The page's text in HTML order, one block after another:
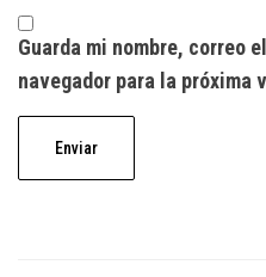
Guarda mi nombre, correo
navegador para la próxima